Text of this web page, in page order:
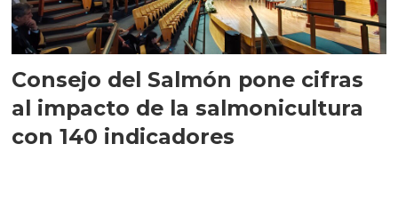
Consejo del Salmón pone cifras
al impacto de la salmonicultura
con 140 indicadores